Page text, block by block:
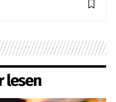
lesen